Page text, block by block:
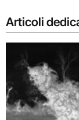
Articoli